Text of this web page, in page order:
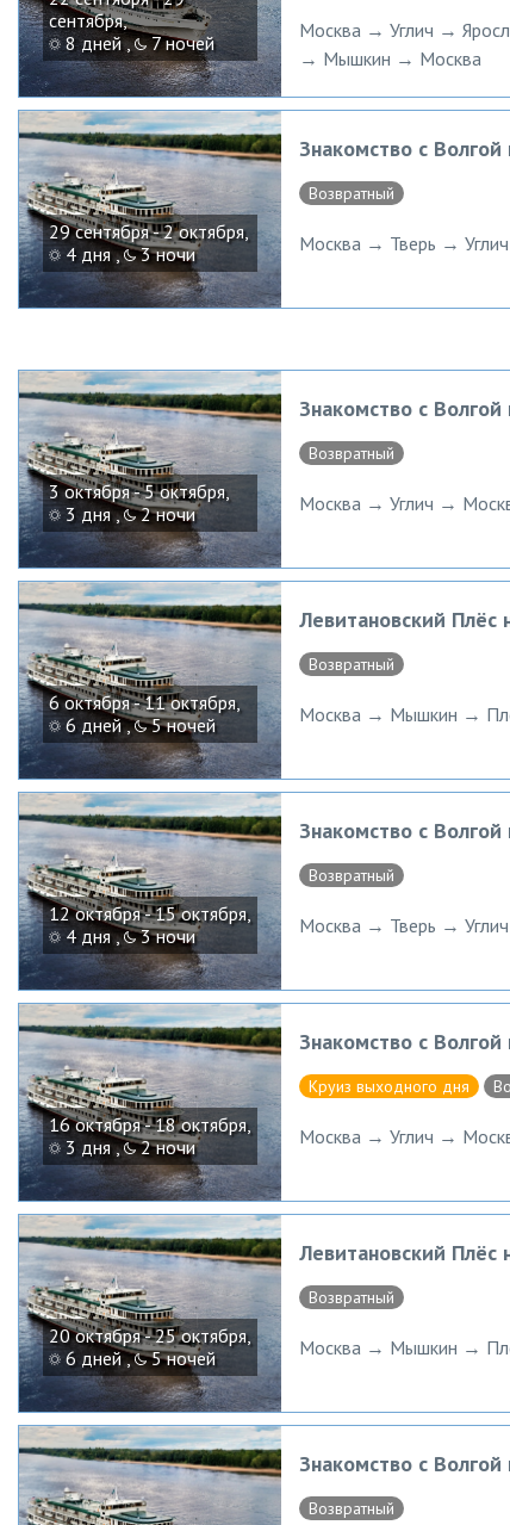
сентября,
8 дней , 7 ночей
Москва → Углич →
→ Мышкин → Москва
29 сентября - 2 октября,
4 дня , 3 ночи
Знакомство с
Возвратный
Москва → Тверь →
3 октября - 5 октября,
3 дня , 2 ночи
Знакомство с
Возвратный
Москва → Углич →
6 октября - 11 октября,
6 дней , 5 ночей
Левитановский Плёс
Возвратный
Москва → Мышкин →
12 октября - 15 октября,
4 дня , 3 ночи
Знакомство с
Возвратный
Москва → Тверь →
16 октября - 18 октября,
3 дня , 2 ночи
Знакомство с
Круиз выходного дня
Москва → Углич →
20 октября - 25 октября,
6 дней , 5 ночей
Левитановский Плёс
Возвратный
Москва → Мышкин →
Знакомство с
Возвратный